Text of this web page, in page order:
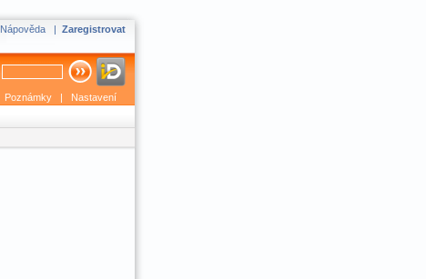
Nápověda | Zaregistrovat
Poznámky | Nastavení